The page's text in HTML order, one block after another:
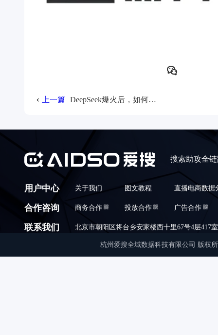
上一篇 DeepSeek爆火后，如何用AI+搜索优化玩转抖音？DSO的“流量密码”全解析！
搜索助攻全
用户中心 关于我们 图文教程 直播电商数据
合作咨询 商务合作 投放合作 广告合作
联系我们 北京市朝阳区将台乡安家楼西十里67号4层417室
杭州爱搜全域数据科技有限公司 版权